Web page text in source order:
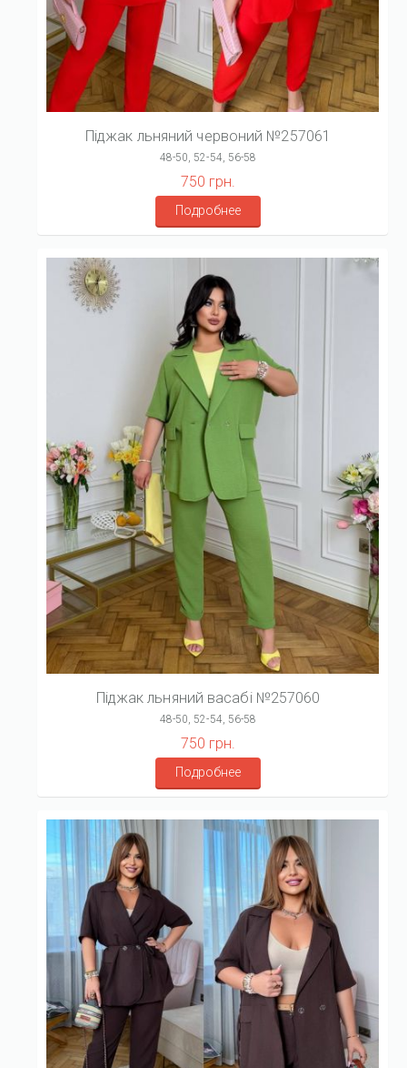
Піджак льняний червоний №257061
48-50, 52-54, 56-58
750 грн.
Подробнее
Піджак льняний васабі №257060
48-50, 52-54, 56-58
750 грн.
Подробнее